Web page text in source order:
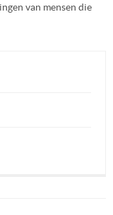
van mensen die